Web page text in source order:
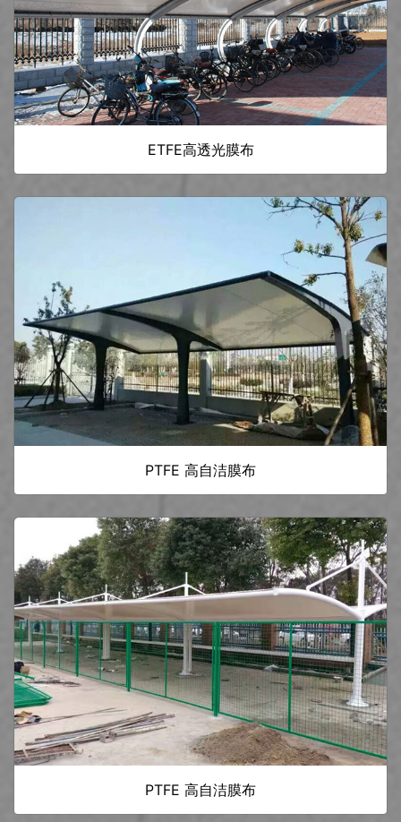
ETFE高透光膜布
PTFE 高自洁膜布
PTFE 高自洁膜布